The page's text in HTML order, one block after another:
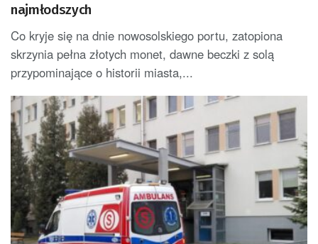
najmłodszych
Co kryje się na dnie nowosolskiego portu, zatopiona
skrzynia pełna złotych monet, dawne beczki z solą
przypominające o historii miasta,...